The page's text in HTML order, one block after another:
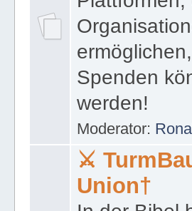
Spenden
werden!
Moderator:
⚔
Union†
In der Bibel
hohen
gestoppt